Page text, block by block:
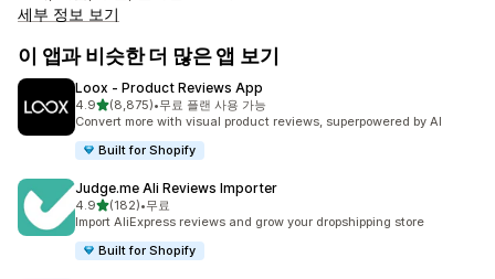
세부 정보 보기
이 앱과 비슷한 더 많은 앱 보기
Loox ‑ Product Reviews App
4.9별 5개 중
(8,875)
총 리뷰 8875개
•무료 플랜 사용 가능
Convert more with visual product reviews, superpowered by AI
Built for Shopify
Judge.me Ali Reviews Importer
4.9별 5개 중
(182)
총 리뷰 182개
•무료
Import AliExpress reviews and grow your dropshipping store
Built for Shopify